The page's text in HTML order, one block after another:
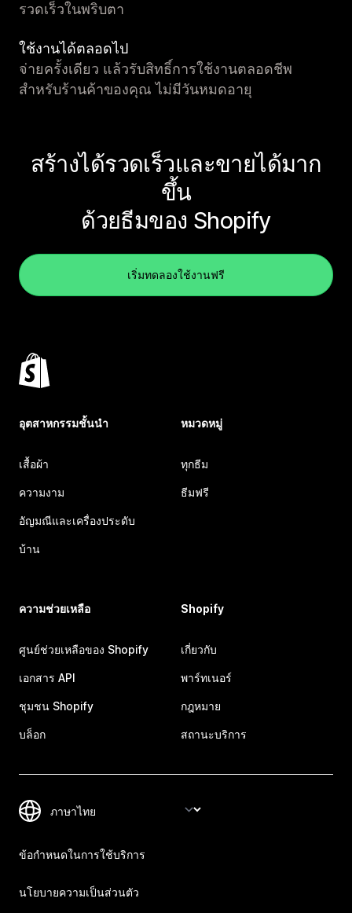
รวดเร็วในพริบตา
ใช้งานได้ตลอดไป
จ่ายครั้งเดียว แล้วรับสิทธิ์การใช้งานตลอดชีพ
สำหรับร้านค้าของคุณ ไม่มีวันหมดอายุ
สร้างได้รวดเร็วและขายได้มาก
ขึ้น
ด้วยธีมของ Shopify
เริ่มทดลองใช้งานฟรี
อุตสาหกรรมชั้นนำ
เสื้อผ้า
ความงาม
อัญมณีและเครื่องประดับ
บ้าน
หมวดหมู่
ทุกธีม
ธีมฟรี
ความช่วยเหลือ
ศูนย์ช่วยเหลือของ Shopify
เอกสาร API
ชุมชน Shopify
บล็อก
Shopify
เกี่ยวกับ
พาร์ทเนอร์
กฎหมาย
สถานะบริการ
ข้อกำหนดในการใช้บริการ
นโยบายความเป็นส่วนตัว